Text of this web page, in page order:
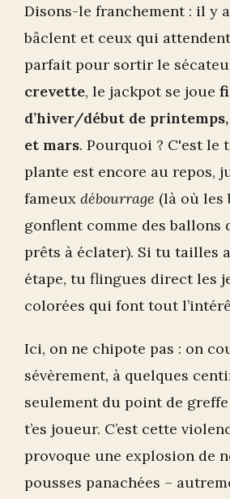
Disons-le franchement : il y
bâclent et ceux qui
parfait pour sortir le
crevette, le jackpot se joue
d’hiver/début de
et mars. Pourquoi ? C'est le
plante est encore au repos,
fameux débourrage (là où les
gonflent comme des ballons
prêts à éclater). Si tu tailles
étape, tu flingues direct les
colorées qui font tout
Ici, on ne chipote pas : on
sévèrement, à quelques
seulement du point de
t’es joueur. C’est cette
provoque une explosion de
pousses panachées –